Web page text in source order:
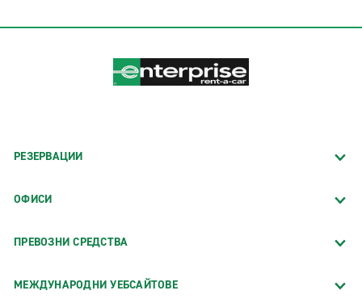
РЕЗЕРВАЦИИ
ОФИСИ
ПРЕВОЗНИ СРЕДСТВА
МЕЖДУНАРОДНИ УЕБСАЙТОВЕ